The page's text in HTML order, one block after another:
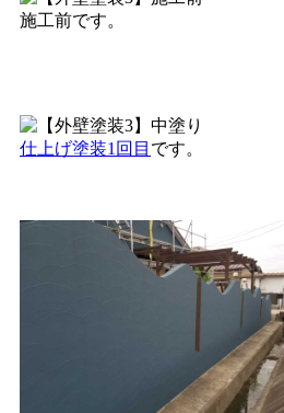
施工前です。
仕上げ塗装1回目 です。